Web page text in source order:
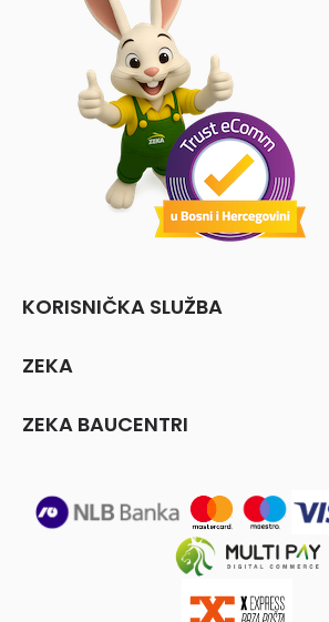
KORISNIČKA SLUŽBA
ZEKA
ZEKA BAUCENTRI